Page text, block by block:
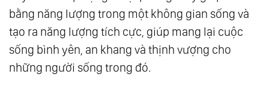
bằng năng lượng trong một không gian sống và
tạo ra năng lượng tích cực, giúp mang lại cuộc
sống bình yên, an khang và thịnh vượng cho
những người sống trong đó.